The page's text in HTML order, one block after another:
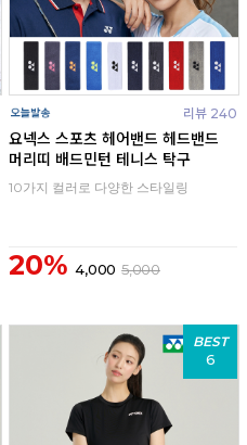
리뷰 240
요넥스 스포츠 헤어밴드 헤드밴드
머리띠 배드민턴 테니스 탁구
10가지 컬러로 다양한 스타일링
20% 4,000 5,000
BEST
6